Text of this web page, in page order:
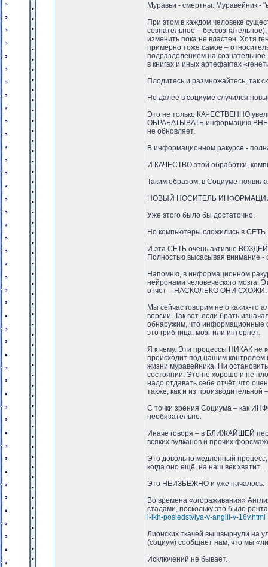
Муравьи - смертны. Муравейник -
При этом в каждом человеке
сознательное –
изменить пока не властен. Хотя
примерно тоже самое –
подразделением на
в книгах и иных артефактах
Плодитесь и размножайтесь, так
Но далее в социуме случился
Это не только КАЧЕСТВЕННО
ОБРАБАТЫВАТЬ информацию ВНЕ
не обновляет.
В информационном ракурсе -
И КАЧЕСТВО этой обработки,
Таким образом, в Социуме
НОВЫЙ НОСИТЕЛЬ
Уже этого было бы достаточно.
Но компьютеры сложились в СЕТЬ.
И эта СЕТЬ очень активно
Полностью высасывая внимание -
Напомню, в информационном
нейронами человеческого мозга.
отчёт – НАСКОЛЬКО ОНИ СХОЖИ.
Мы сейчас говорим не о каких-то
версии. Так вот, если брать
обнаружим, что информационные
это грибница, мозг или интернет.
Я к чему. Эти процессы НИКАК не
происходит под нашим контролем
жизни муравейника. Ни
состоянии. Это не хорошо и не
надо отдавать себе отчёт, что
также, как и из производительной
С точки зрения Социума – как
необязательно.
Иначе говоря – в БЛИЖАЙШЕЙ
всяких вулканов и прочих
Это довольно медленный
когда оно ещё, на наш век
Это НЕИЗБЕЖНО и уже началось.
Во времена «огораживания»
стадами, поскольку это было
i-ikh-posledstviya-v-anglii-v-16v.html
Лионских ткачей вышвырнули на
(социум) сообщает нам, что мы
Исключений не бывает.